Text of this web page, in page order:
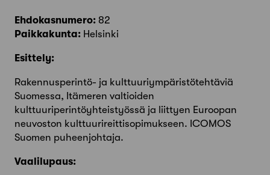
Ehdokasnumero: 82
Paikkakunta: Helsinki
Esittely:
Rakennusperintö- ja kulttuuriympäristötehtäviä
Suomessa, Itämeren valtioiden
kulttuuriperintöyhteistyössä ja liittyen Euroopan
neuvoston kulttuurireittisopimukseen. ICOMOS
Suomen puheenjohtaja.
Vaalilupaus: